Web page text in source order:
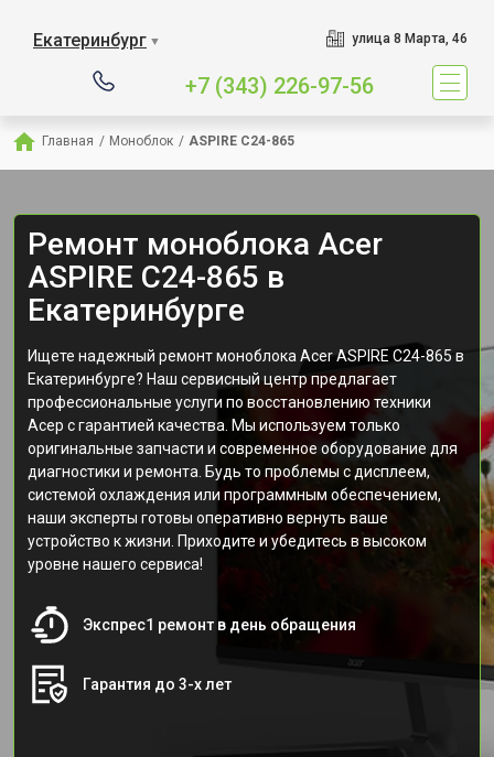
Екатеринбург ▼ улица 8 Марта, 46
+7 (343) 226-97-56
Главная / Моноблок / ASPIRE C24-865
Ремонт моноблока Acer
ASPIRE C24-865 в
Екатеринбурге
Ищете надежный ремонт моноблока Acer ASPIRE C24-865 в
Екатеринбурге? Наш сервисный центр предлагает
профессиональные услуги по восстановлению техники
Асер с гарантией качества. Мы используем только
оригинальные запчасти и современное оборудование для
диагностики и ремонта. Будь то проблемы с дисплеем,
системой охлаждения или программным обеспечением,
наши эксперты готовы оперативно вернуть ваше
устройство к жизни. Приходите и убедитесь в высоком
уровне нашего сервиса!
Экспрес1 ремонт в день обращения
Гарантия до 3-х лет